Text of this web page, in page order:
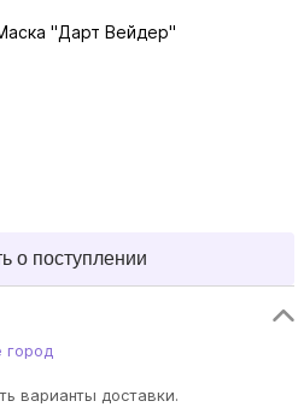
"Дарт Вейдер"
о поступлении
город
варианты доставки.